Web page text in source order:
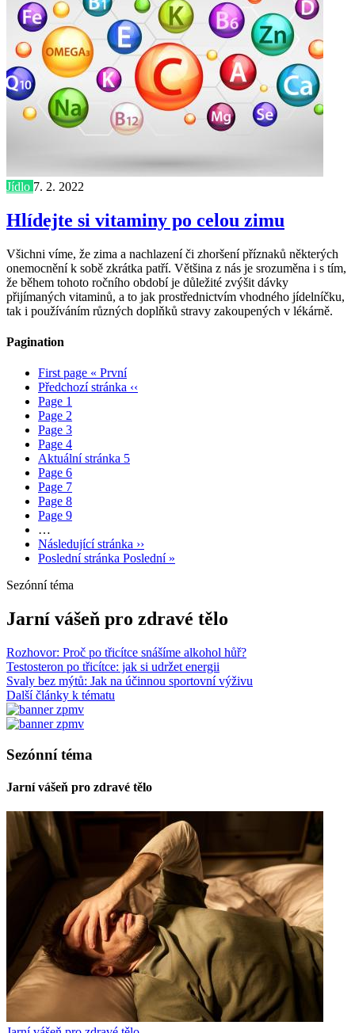
Jídlo 7. 2. 2022
Hlídejte si vitaminy po celou zimu
Všichni víme, že zima a nachlazení či zhoršení příznaků některých
onemocnění k sobě zkrátka patří. Většina z nás je srozuměna i s tím,
že během tohoto ročního období je důležité zvýšit dávky
přijímaných vitaminů, a to jak prostřednictvím vhodného jídelníčku,
tak i používáním různých doplňků stravy zakoupených v lékárně.
Pagination
First page « První
Předchozí stránka ‹‹
Page 1
Page 2
Page 3
Page 4
Aktuální stránka 5
Page 6
Page 7
Page 8
Page 9
…
Následující stránka ››
Poslední stránka Poslední »
Sezónní téma
Jarní vášeň pro zdravé tělo
Rozhovor: Proč po třicítce snášíme alkohol hůř?
Testosteron po třicítce: jak si udržet energii
Svaly bez mýtů: Jak na účinnou sportovní výživu
Další články k tématu
Sezónní téma
Jarní vášeň pro zdravé tělo